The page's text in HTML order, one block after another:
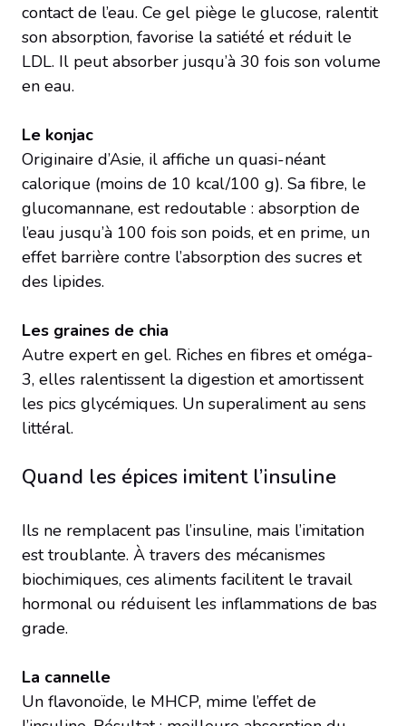
contact de l’eau. Ce gel piège le glucose, ralentit
son absorption, favorise la satiété et réduit le
LDL. Il peut absorber jusqu’à 30 fois son volume
en eau.
Le konjac
Originaire d’Asie, il affiche un quasi-néant
calorique (moins de 10 kcal/100 g). Sa fibre, le
glucomannane, est redoutable : absorption de
l’eau jusqu’à 100 fois son poids, et en prime, un
effet barrière contre l’absorption des sucres et
des lipides.
Les graines de chia
Autre expert en gel. Riches en fibres et oméga-
3, elles ralentissent la digestion et amortissent
les pics glycémiques. Un superaliment au sens
littéral.
Quand les épices imitent l’insuline
Ils ne remplacent pas l’insuline, mais l’imitation
est troublante. À travers des mécanismes
biochimiques, ces aliments facilitent le travail
hormonal ou réduisent les inflammations de bas
grade.
La cannelle
Un flavonoïde, le MHCP, mime l’effet de